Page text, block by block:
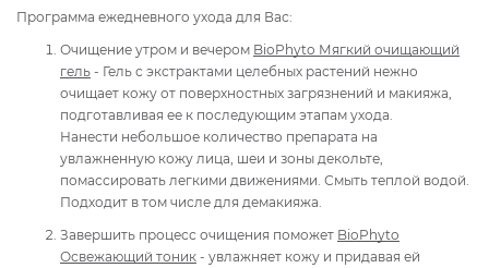
Программа ежедневного ухода для Вас:
Очищение утром и вечером BioPhyto Мягкий очищающий
гель - Гель с экстрактами целебных растений нежно
очищает кожу от поверхностных загрязнений и макияжа,
подготавливая ее к последующим этапам ухода.
Нанести небольшое количество препарата на
увлажненную кожу лица, шеи и зоны декольте,
помассировать легкими движениями. Смыть теплой водой.
Подходит в том числе для демакияжа.
Завершить процесс очищения поможет BioPhyto
Освежающий тоник - увлажняет кожу и придавая ей